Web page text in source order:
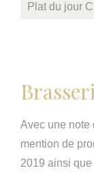
Plat du jour
Avec une note
mention de
2019 ainsi